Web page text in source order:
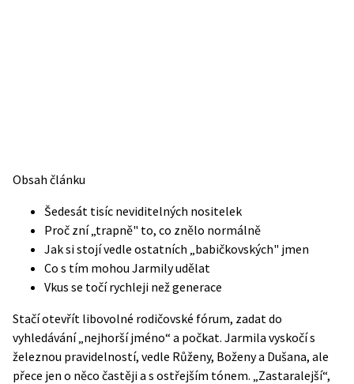
Obsah článku
Šedesát tisíc neviditelných nositelek
Proč zní „trapně" to, co znělo normálně
Jak si stojí vedle ostatních „babičkovských" jmen
Co s tím mohou Jarmily udělat
Vkus se točí rychleji než generace
Stačí otevřít libovolné rodičovské fórum, zadat do
vyhledávání „nejhorší jméno“ a počkat. Jarmila vyskočí s
železnou pravidelností, vedle Růženy, Boženy a Dušana, ale
přece jen o něco častěji a s ostřejším tónem. „Zastaralejší“,